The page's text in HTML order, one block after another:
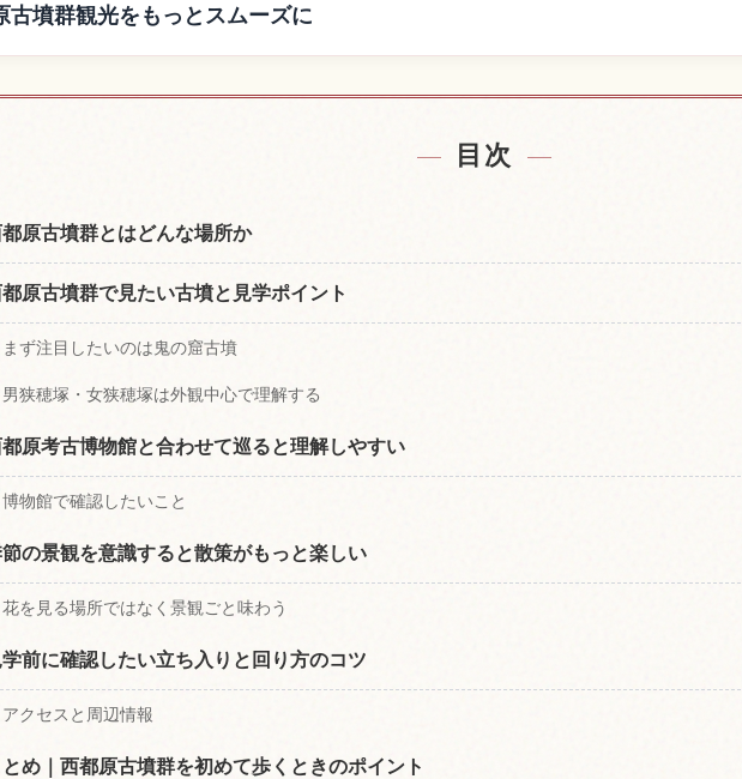
古墳群観光をもっとスムーズに
目次
原古墳群とはどんな場所か
原古墳群で見たい古墳と見学ポイント
まず注目したいのは鬼の窟古墳
男狭穂塚・女狭穂塚は外観中心で理解する
原考古博物館と合わせて巡ると理解しやすい
博物館で確認したいこと
の景観を意識すると散策がもっと楽しい
花を見る場所ではなく景観ごと味わう
学前に確認したい立ち入りと回り方のコツ
アクセスと周辺情報
とめ｜西都原古墳群を初めて歩くときのポイント